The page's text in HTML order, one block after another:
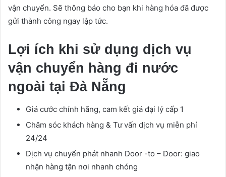
vận chuyển. Sẽ thông báo cho bạn khi hàng hóa đã được
gửi thành công ngay lập tức.
Lợi ích khi sử dụng dịch vụ
vận chuyển hàng đi nước
ngoài tại Đà Nẵng
Giá cước chính hãng, cam kết giá đại lý cấp 1
Chăm sóc khách hàng & Tư vấn dịch vụ miễn phí
24/24
Dịch vụ chuyển phát nhanh Door -to – Door: giao
nhận hàng tận nơi nhanh chóng